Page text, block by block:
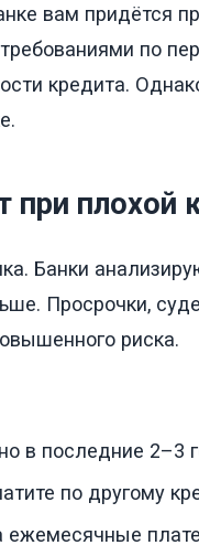
вам придётся
по
кредита.
плохой
Банки
Просрочки,
риска.
в последние 2–3
по другому
ежемесячные